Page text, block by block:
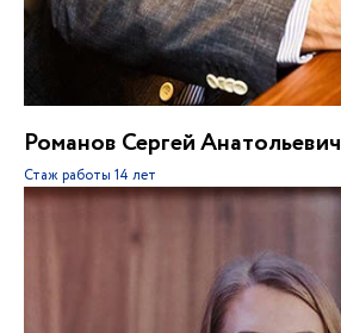
Романов Сергей Анатольевич
Стаж работы 14 лет